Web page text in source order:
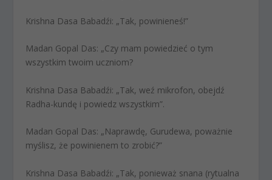
Krishna Dasa Babadźi: „Tak, powinieneś!”
Madan Gopal Das: „Czy mam powiedzieć o tym
wszystkim twoim uczniom?
Krishna Dasa Babadźi: „Tak, weź mikrofon, obejdź
Radha-kundę i powiedz wszystkim”.
Madan Gopal Das: „Naprawdę, Gurudewa, poważnie
myślisz, że powinienem to zrobić?”
Krishna Dasa Babadźi: „Tak, ponieważ snana (rytualna